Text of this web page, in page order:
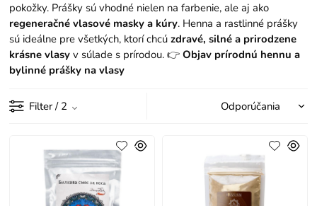
pokožky. Prášky sú vhodné nielen na farbenie, ale aj ako
regeneračné vlasové masky a kúry. Henna a rastlinné prášky
sú ideálne pre všetkých, ktorí chcúzdravé, silné a prirodzene
krásne vlasy v súlade s prírodou. 👉Objav prírodnú hennu a
bylinné prášky na vlasy
Filter / 2